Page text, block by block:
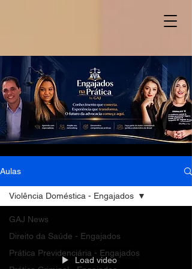
Aulas
GAJ News
Direito da Saúde - Engajados
Prática Previdenciária - Engajados
Violência Doméstica - Engajados
Load video